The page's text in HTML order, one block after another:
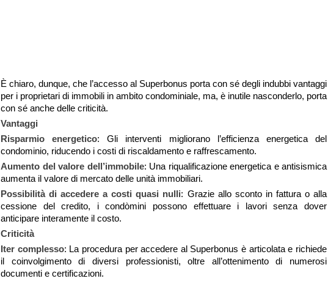
È chiaro, dunque, che l’accesso al Superbonus porta con sé degli indubbi vantaggi
per i proprietari di immobili in ambito condominiale, ma, è inutile nasconderlo, porta
con sé anche delle criticità.
Vantaggi
Risparmio energetico: Gli interventi migliorano l’efficienza energetica del
condominio, riducendo i costi di riscaldamento e raffrescamento.
Aumento del valore dell’immobile: Una riqualificazione energetica e antisismica
aumenta il valore di mercato delle unità immobiliari.
Possibilità di accedere a costi quasi nulli: Grazie allo sconto in fattura o alla
cessione del credito, i condòmini possono effettuare i lavori senza dover
anticipare interamente il costo.
Criticità
Iter complesso: La procedura per accedere al Superbonus è articolata e richiede
il coinvolgimento di diversi professionisti, oltre all’ottenimento di numerosi
documenti e certificazioni.